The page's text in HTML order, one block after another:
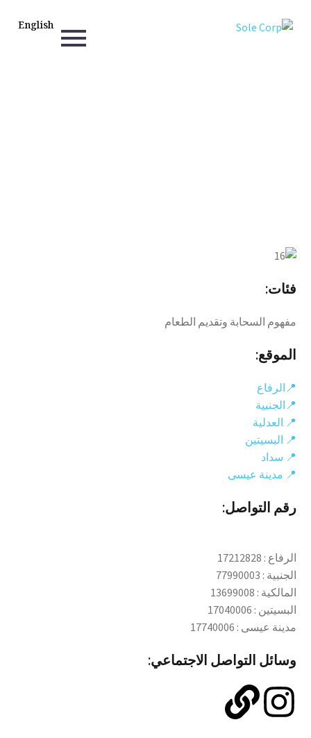
English
فئات:
مفهوم السحابة وتقديم الطعام
الموقع:
📍الرفاع
📍الجنبية
📍 العدلية
📍 البسيتين
📍 سداد
📍 مدينة عيسى
رقم التواصل:
الرفاع : 17212828
الجنبية : 77990003
المالكية : 13699008
البسيتين : 17040006
مدينة عيسى : 17740006
وسائل التواصل الاجتماعي: